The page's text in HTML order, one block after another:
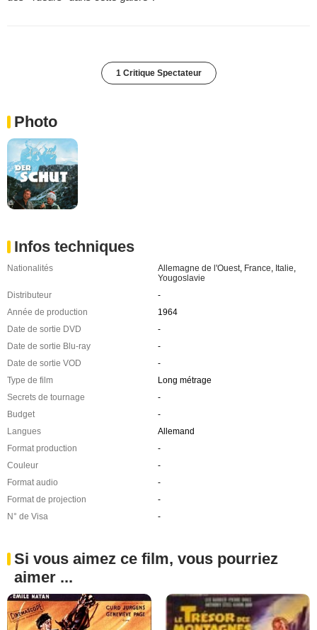
1 Critique Spectateur
Photo
Infos techniques
Nationalités Allemagne de l'Ouest, France Italie
Yougoslavie
Distributeur
-
Année de production
1964
Date de sortie DVD
-
Date de sortie Blu-ray
-
Date de sortie VOD
-
Type de film
Long métrage
Secrets de tournage
-
Budget
-
Langues
Allemand
Format production
-
Couleur
-
Format audio
-
Format de projection
-
N° de Visa
-
Si vous aimez ce film, vous pourriez
aimer ...